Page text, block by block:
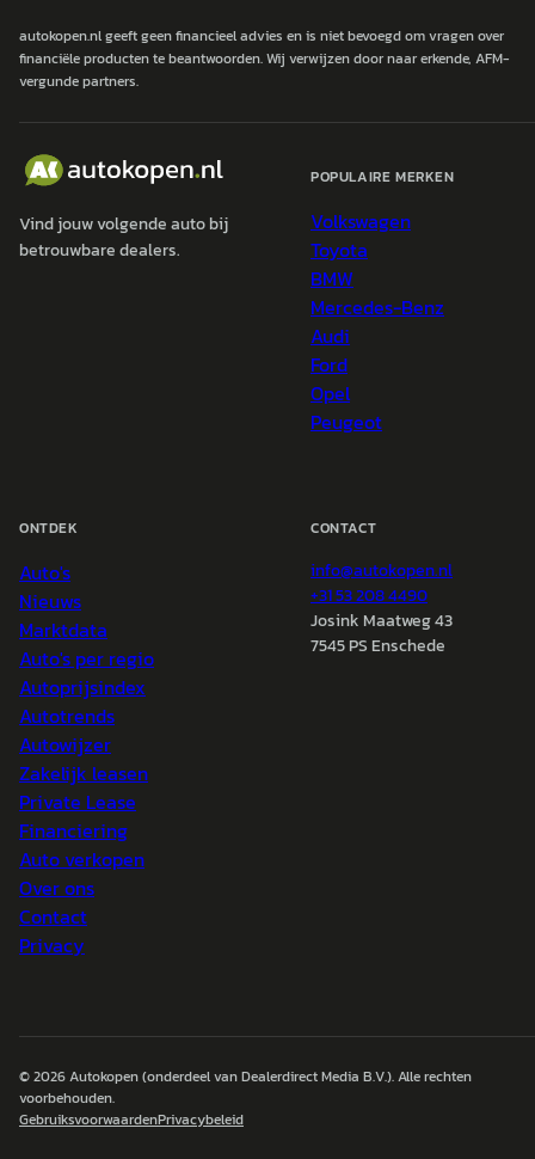
autokopen.nl geeft geen financieel advies en is niet bevoegd om vragen over
financiële producten te beantwoorden. Wij verwijzen door naar erkende, AFM-
vergunde partners.
Vind jouw volgende auto bij
betrouwbare dealers.
POPULAIRE MERKEN
Volkswagen
Toyota
BMW
Mercedes-Benz
Audi
Ford
Opel
Peugeot
ONTDEK
Auto's
Nieuws
Marktdata
Auto's per regio
Autoprijsindex
Autotrends
Autowijzer
Zakelijk leasen
Private Lease
Financiering
Auto verkopen
Over ons
Contact
Privacy
CONTACT
info@autokopen.nl
+31 53 208 4490
Josink Maatweg 43
7545 PS Enschede
© 2026Autokopen(onderdeel van Dealerdirect Media B.V.). Alle rechten
voorbehouden.
GebruiksvoorwaardenPrivacybeleid